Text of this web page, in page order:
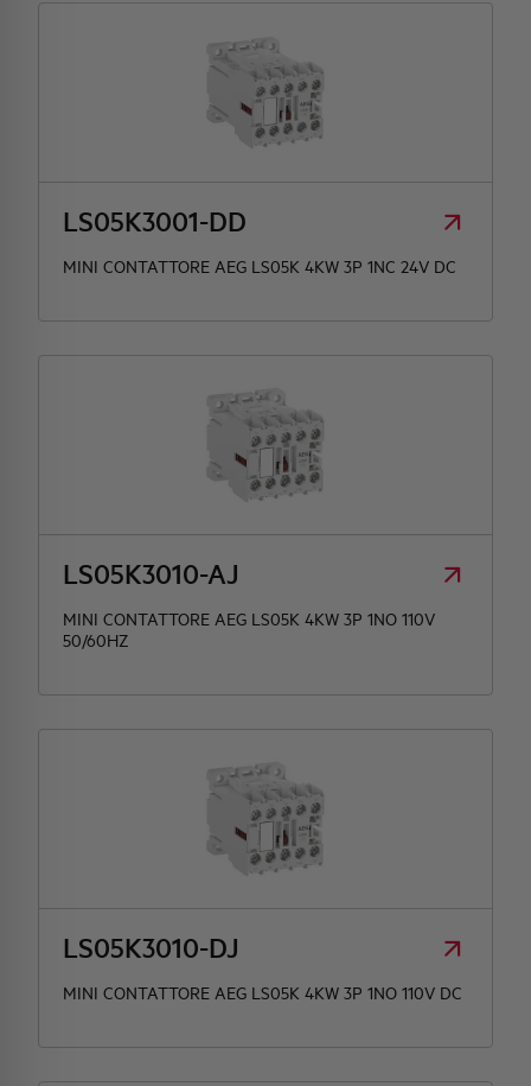
LS05K3001-DD
MINI CONTATTORE AEG LS05K 4KW 3P 1NC 24V DC
LS05K3010-AJ
MINI CONTATTORE AEG LS05K 4KW 3P 1NO 110V
50/60HZ
LS05K3010-DJ
MINI CONTATTORE AEG LS05K 4KW 3P 1NO 110V DC